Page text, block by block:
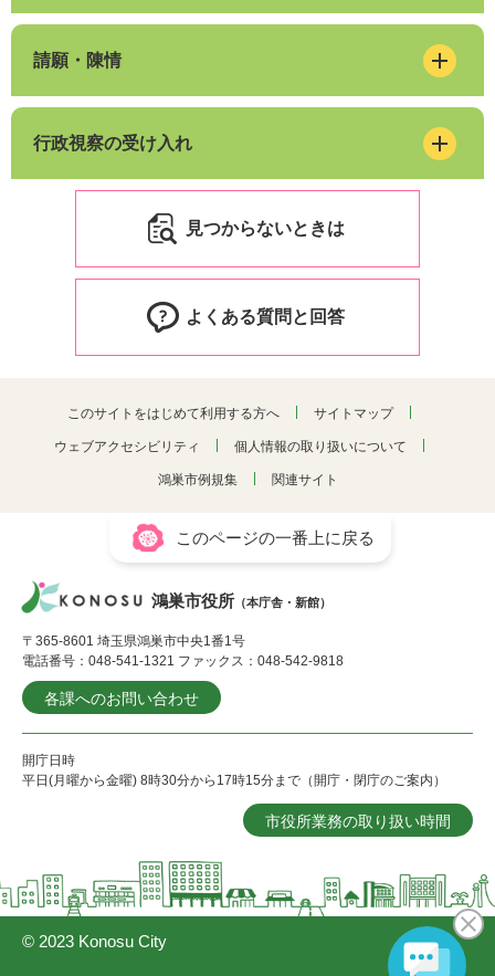
請願・陳情
行政視察の受け入れ
見つからないときは
よくある質問と回答
このサイトをはじめて利用する方へ サイトマップ
ウェブアクセシビリティ 個人情報の取り扱いについて
鴻巣市例規集 関連サイト
このページの一番上に戻る
鴻巣市役所 （本庁舎・新館）
〒365-8601 埼玉県鴻巣市中央1番1号
電話番号：048-541-1321 ファックス：048-542-9818
各課へのお問い合わせ
開庁日時
平日(月曜から金曜) 8時30分から17時15分まで（開庁・閉庁のご案内）
市役所業務の取り扱い時間
© 2023 Konosu City